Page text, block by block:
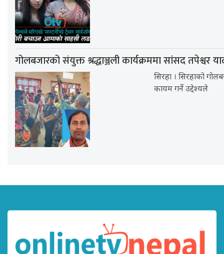
गोलबजारको संयुक्त श्रद्धाञ्जली कार्यक्रममा सांसद तपेश्वर
सिरहा । सिरहाको
कायम गर्ने उद्देश्यले